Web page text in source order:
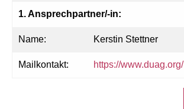
1. Ansprechpartner/-in:
Name: Kerstin Stettner
Mailkontakt: https://www.duag.org/